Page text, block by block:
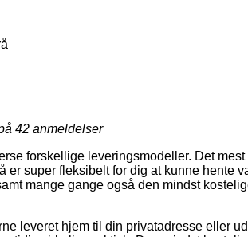
42 anmeldelser
forskellige leveringsmodeller. Det
er super fleksibelt for dig at kunne hente
mange gange også den mindst
leveret hjem til din privatadresse eller